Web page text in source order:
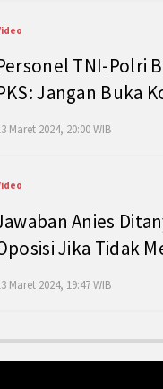
TNI-Polri
Jangan Buka
Maret 2024, 20:00 WIB
Anies
Jika Tidak
Maret 2024, 19:47 WIB